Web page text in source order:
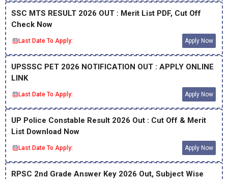
SSC MTS RESULT 2026 OUT : Merit List PDF, Cut Off
Check Now
Last Date To Apply: Apply Now
UPSSSC PET 2026 NOTIFICATION OUT : APPLY ONLINE
LINK
Last Date To Apply: Apply Now
UP Police Constable Result 2026 Out : Cut Off & Merit
List Download Now
Last Date To Apply: Apply Now
RPSC 2nd Grade Answer Key 2026 Out, Subject Wise